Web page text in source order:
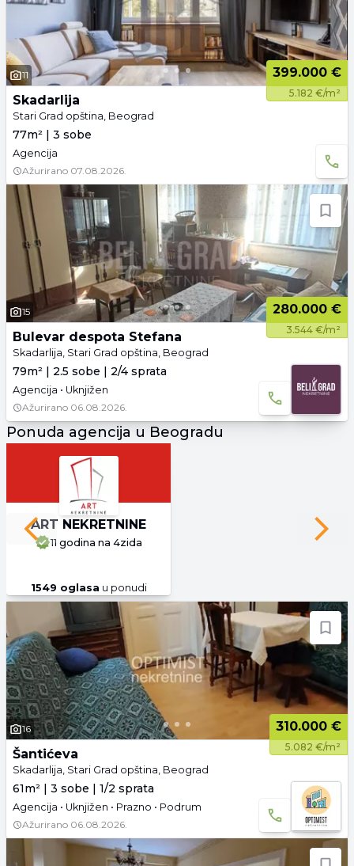
11 399.000 €
5.182 €/m²
Skadarlija
Stari Grad opština, Beograd
77m² | 3 sobe
Agencija
Ažurirano 07.08.2026.
15 280.000 €
3.544 €/m²
Bulevar despota Stefana
Skadarlija, Stari Grad opština, Beograd
79m² | 2.5 sobe | 2/4 sprata
Agencija • Uknjižen
Ažurirano 06.08.2026.
Ponuda agencija u Beogradu
ART NEKRETNINE
11 godina na 4zida
1549 oglasa u ponudi
Previous slide Next
16 310.000 €
5.082 €/m²
Šantićeva
Skadarlija, Stari Grad opština, Beograd
61m² | 3 sobe | 1/2 sprata
Agencija • Uknjižen • Prazno • Podrum
Ažurirano 06.08.2026.